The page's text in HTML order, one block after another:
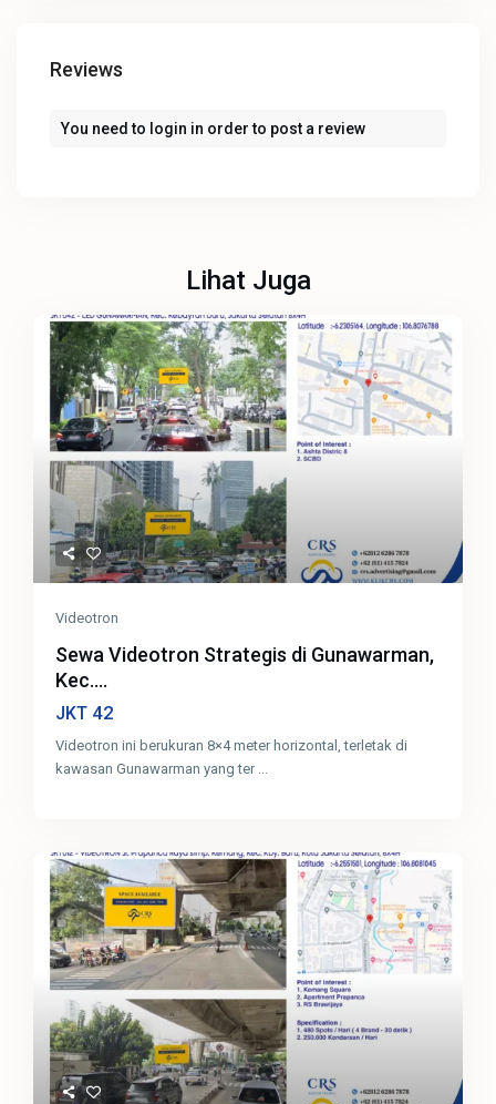
Reviews
You need to login in order to post a review
Lihat Juga
Videotron
Sewa Videotron Strategis di Gunawarman,
Kec....
JKT 42
Videotron ini berukuran 8×4 meter horizontal, terletak di
kawasan Gunawarman yang ter ...